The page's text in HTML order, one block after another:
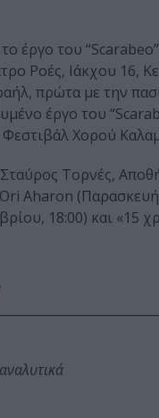
έργο του
Ροές, Ιάκχου 16,
πρώτα με την
έργο του
Χορού
Τορνές,
Ori Aharon
18:00) και «15